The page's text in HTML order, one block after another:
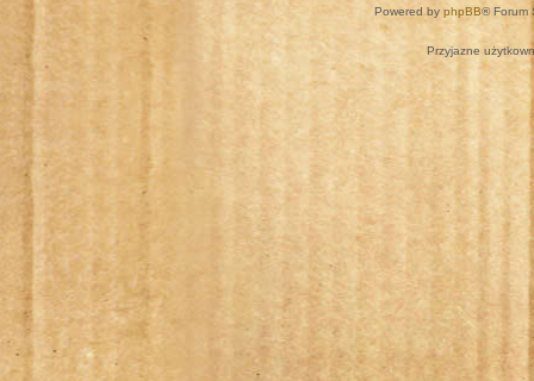
Powered by phpBB® Forum
Przyjazne